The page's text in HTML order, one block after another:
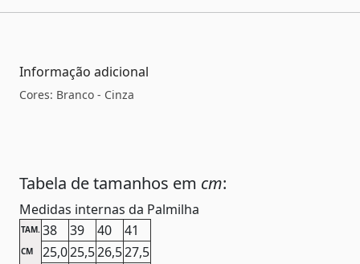
Informação adicional
Cores: Branco - Cinza
Tabela de tamanhos em cm:
Medidas internas da Palmilha
TAM. 38 39 40 41
CM 25,025,526,527,5